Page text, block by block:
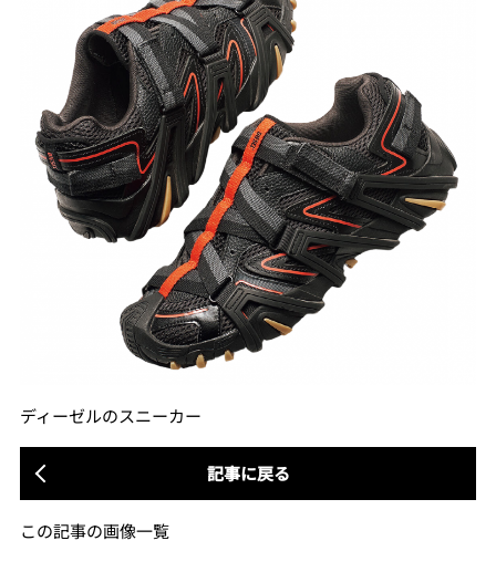
ディーゼルのスニーカー
記事に戻る
この記事の画像一覧